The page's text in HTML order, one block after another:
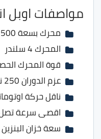
مواصفات اوبل
محرك بسعة 1500 سي سي تيربو
المحرك 4 سلندر
قوة المحرك
عزم الدوران 250 نيوتن.متر
ناقل حركة اوتوماتيك 6
اقصى سرعة تصل لها
سعة خزان البنزين